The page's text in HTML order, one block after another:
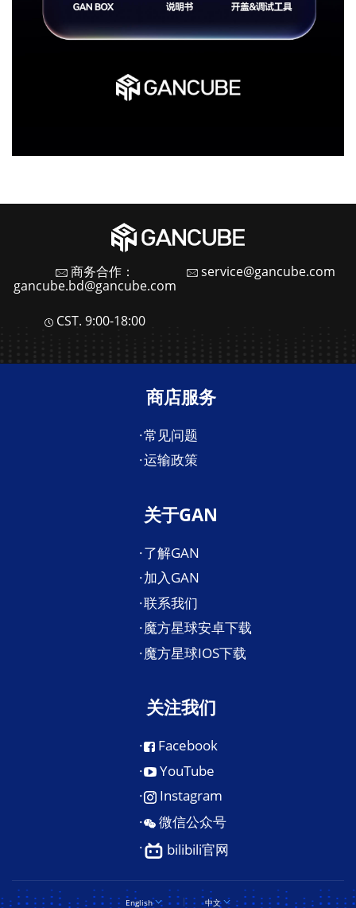
商务合作：
gancube.bd@gancube.com
service@gancube.com
CST. 9:00-18:00
商店服务
常见问题
运输政策
关于GAN
了解GAN
加入GAN
联系我们
魔方星球安卓下载
魔方星球IOS下载
关注我们
Facebook
YouTube
Instagram
微信公众号
bilibili官网
English 中文